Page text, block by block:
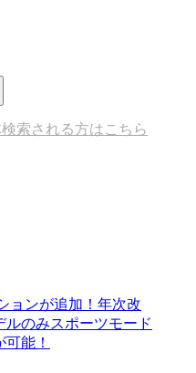
索される方はこちら